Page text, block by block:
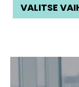
VALITSE